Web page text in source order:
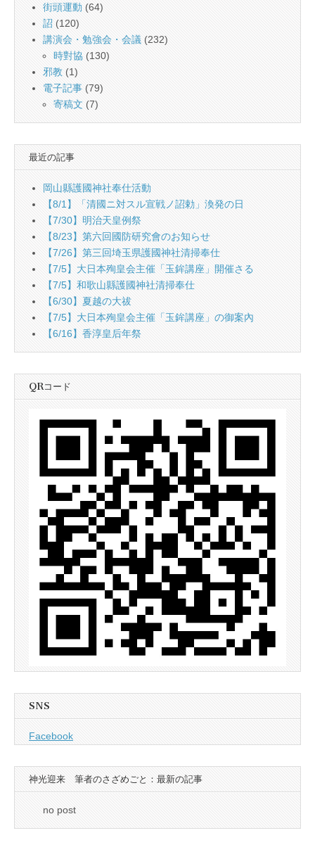
街頭運動 (64)
詔 (120)
講演会・勉強会・会議 (232)
時對協 (130)
邪教 (1)
電子記事 (79)
寄稿文 (7)
最近の記事
岡山縣護國神社奉仕活動
【8/1】「清國ニ対スル宣戦ノ詔勅」渙発の日
【7/30】明治天皇例祭
【8/23】第六回國防研究會のお知らせ
【7/26】第三回埼玉県護國神社清掃奉仕
【7/5】大日本殉皇会主催「玉鉾講座」開催さる
【7/5】和歌山縣護國神社清掃奉仕
【6/30】夏越の大祓
【7/5】大日本殉皇会主催「玉鉾講座」の御案內
【6/16】香淳皇后年祭
QRコード
SNS
Facebook
神光迎来 筆者のさざめごと：最新の記事
no post